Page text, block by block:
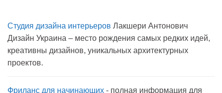
Вода
мылом
прогулку
антисептик.
Студия дизайна интерьеров Лакшери Антонович
Дизайн Украина – место рождения самых редких идей,
креативны дизайнов, уникальных архитектурных
проектов.
Фриланс для начинающих - полная информация для